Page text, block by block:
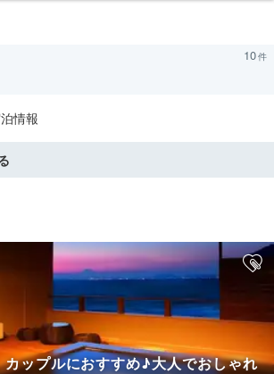
10
情報
カップルにおすすめ♪大人でおしゃれ